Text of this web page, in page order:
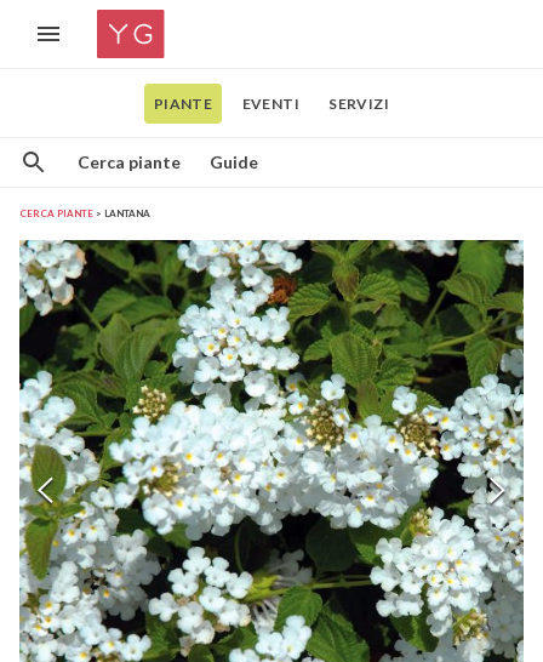
PIANTE EVENTI SERVIZI
Cerca piante Guide
CERCA PIANTE LANTANA